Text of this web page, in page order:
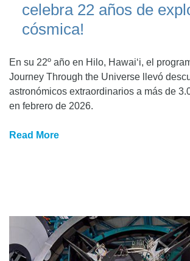
celebra 22 años de
cósmica!
En su 22º año en Hilo, Hawaiʻi, el
Journey Through the Universe llevó
astronómicos extraordinarios a más de
en febrero de 2026.
Read More